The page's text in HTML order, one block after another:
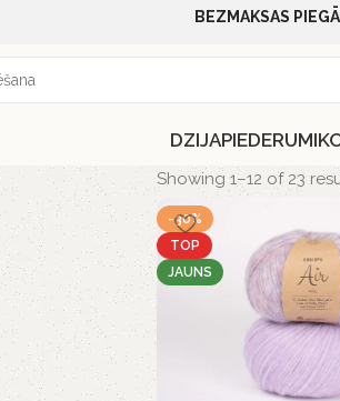
BEZMAKSAS
DZIJAPIEDERUMI
Showing 1–12 of 23
-30%
TOP
JAUNS